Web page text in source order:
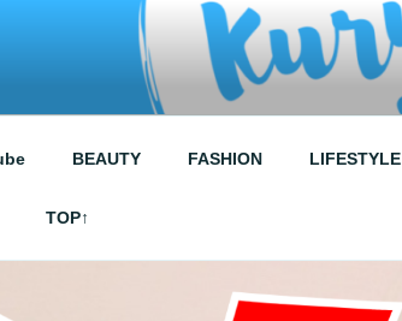
KURUSU SALONE
BEAUTY FASHION LIFESTYLE
TOP↑